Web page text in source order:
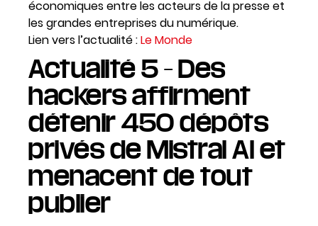
économiques entre les acteurs de la presse et
les grandes entreprises du numérique.
Lien vers l’actualité :Le Monde
Actualité 5 – Des
hackers affirment
détenir 450 dépôts
privés de Mistral AI et
menacent de tout
publier